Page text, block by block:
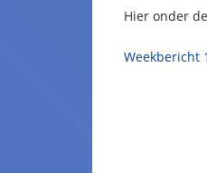
Hier onder
Weekbericht